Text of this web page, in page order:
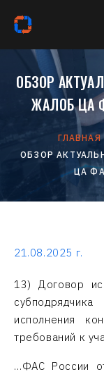
ОБЗОР
ЖАЛОБ ЦА
ГЛАВНАЯ
ОБЗОР
ЦА
21.08.2025 г.
13) Договор
исполнения
требований к
…ФАС России